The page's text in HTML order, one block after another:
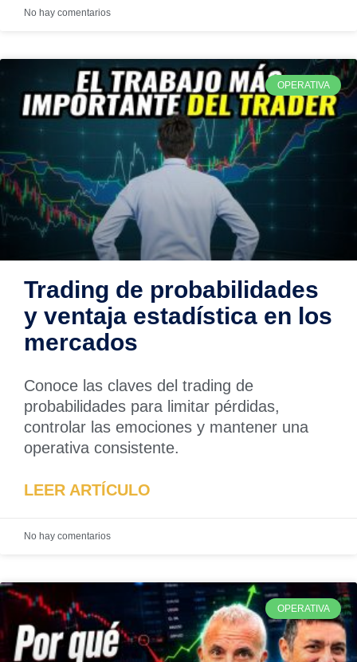
No hay comentarios
OPERATIVA
Trading de probabilidades
y ventaja estadística en los
mercados
Conoce las claves del trading de
probabilidades para limitar pérdidas,
controlar las emociones y mantener una
operativa consistente.
LEER ARTÍCULO
No hay comentarios
OPERATIVA